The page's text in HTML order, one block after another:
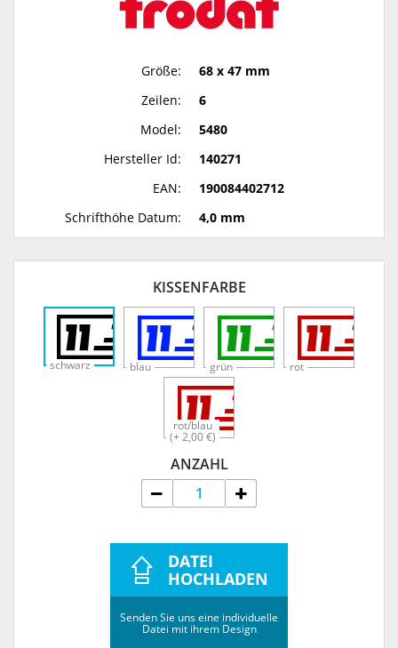
Größe:
68 x 47 mm
Zeilen:
6
Model:
5480
Hersteller Id:
140271
EAN:
190084402712
Schrifthöhe Datum:
4,0 mm
KISSENFARBE
schwarz blau grün rot
rot/blau
(+ 2,00 €)
ANZAHL
DATEI
HOCHLADEN
Senden Sie uns eine individuelle
Datei mit ihrem Design